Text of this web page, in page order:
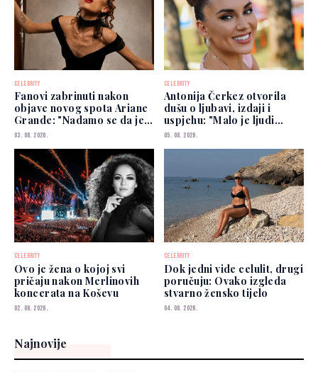
CELEBRITY
Fanovi zabrinuti nakon
objave novog spota Ariane
Grande: "Nadamo se da je
dobro"
03. 08. 2026.
CELEBRITY
Antonija Čerkez otvorila
dušu o ljubavi, izdaji i
uspjehu: "Malo je ljudi
kojima možete vjerovati"
05. 08. 2026.
CELEBRITY
Ovo je žena o kojoj svi
pričaju nakon Merlinovih
koncerata na Koševu
02. 08. 2026.
CELEBRITY
Dok jedni vide celulit, drugi
poručuju: Ovako izgleda
stvarno žensko tijelo
04. 08. 2026.
Najnovije